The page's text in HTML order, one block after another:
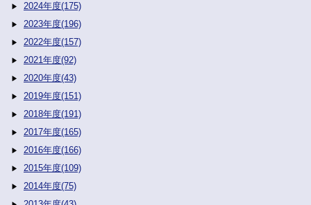
2024年度(175)
2023年度(196)
2022年度(157)
2021年度(92)
2020年度(43)
2019年度(151)
2018年度(191)
2017年度(165)
2016年度(166)
2015年度(109)
2014年度(75)